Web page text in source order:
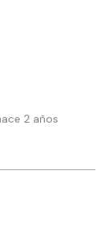
2 años